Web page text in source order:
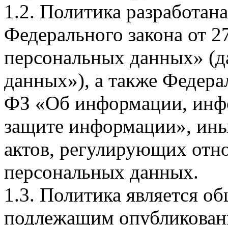
1.2. Политика
Федерального закона
персональных данных»
данных»), а также
ФЗ «Об информации,
защите информации»,
актов, регулирующих
персональных данных.
1.3. Политика является
подлежащим